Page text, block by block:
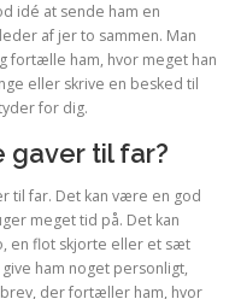
idé at sende ham en
af jer to sammen. Man
fortælle ham, hvor meget han
eller skrive en besked til
for dig.
gaver til far?
til far. Det kan være en god
meget tid på. Det kan
en flot skjorte eller et sæt
ham noget personligt,
der fortæller ham, hvor